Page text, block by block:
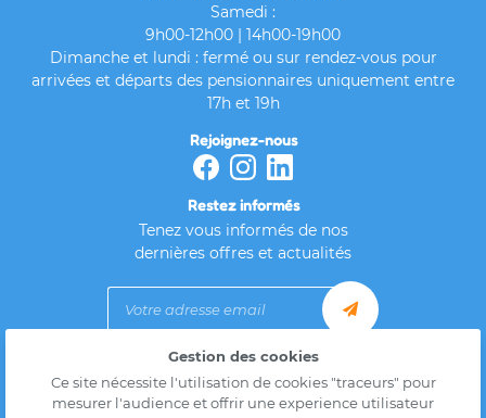
Samedi :
9h00-12h00 | 14h00-19h00
Dimanche et lundi : fermé ou sur rendez-vous pour
arrivées et départs des pensionnaires uniquement entre
17h et 19h
Rejoignez-nous
Restez informés
Tenez vous informés de nos
dernières offres et actualités
Mentions Légales
Conditions générales d'utilisation
Gestion des cookies
Ce site nécessite l'utilisation de cookies "traceurs" pour
mesurer l'audience et offrir une experience utilisateur